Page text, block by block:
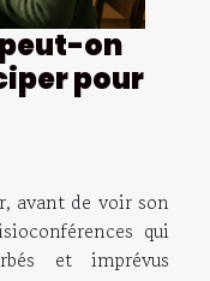
on
pour
avant de voir son
qui
et imprévus